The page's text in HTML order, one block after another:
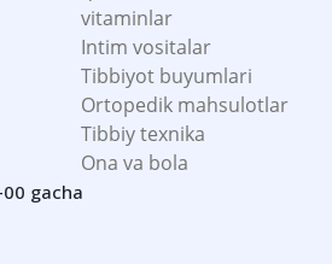
vitaminlar
Intim vositalar
Tibbiyot buyumlari
Ortopedik mahsulotlar
Tibbiy texnika
Ona va bola
gacha